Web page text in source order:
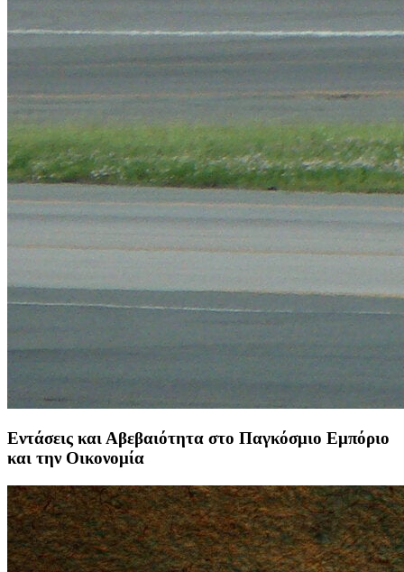
Εντάσεις και Αβεβαιότητα στο Παγκόσμιο Εμπόριο
και την Οικονομία